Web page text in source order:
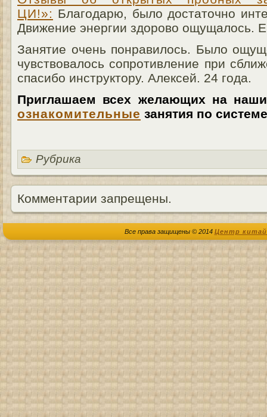
ЦИ!»: Благодарю, было достаточно
Движение энергии здорово ощущалось.
Занятие очень понравилось. Было
чувствовалось сопротивление при
спасибо инструктору. Алексей. 24 года.
Приглашаем всех желающих на
ознакомительные занятия по
Рубрика
Комментарии запрещены.
Все права защищены © 2014 Центр